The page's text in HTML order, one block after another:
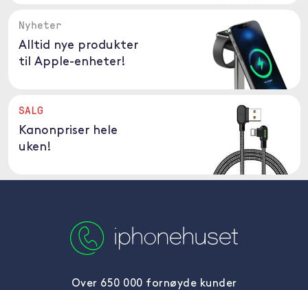
Nyheter
Alltid nye produkter
til Apple-enheter!
SALG
Kanonpriser hele
uken!
Over 650 000 fornøyde kunder